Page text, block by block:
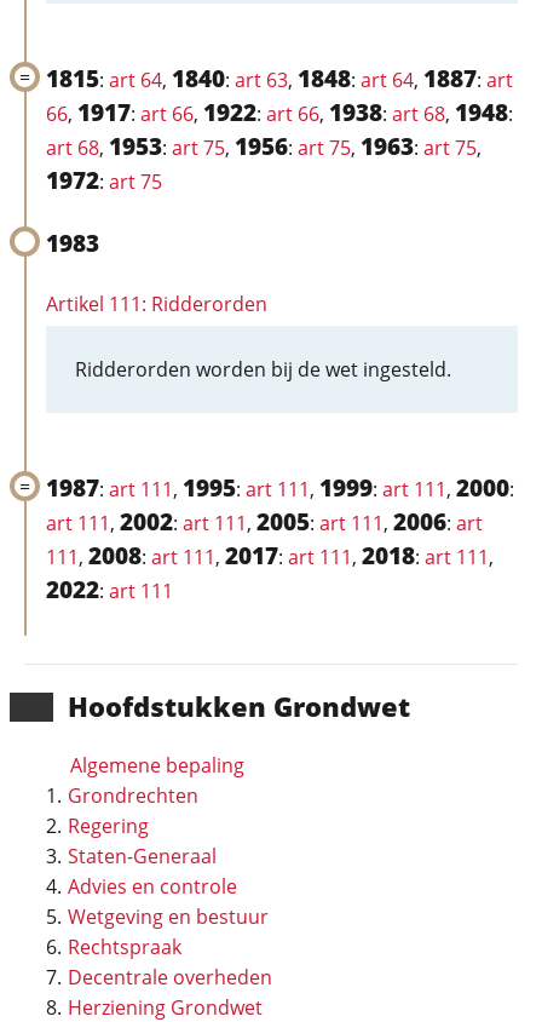
Hoofd­stukken Grondwet
Algemene bepaling
Grondrechten
Regering
Staten-Generaal
Advies en controle
Wetgeving en bestuur
Rechtspraak
Decentrale overheden
Herziening Grondwet
1815: art 64, 1840: art 63, 1848: art 64, 1887: art
66, 1917: art 66, 1922: art 66, 1938: art 68, 1948:
art 68, 1953: art 75, 1956: art 75, 1963: art 75,
1972: art 75
1983
Artikel 111: Ridderorden
Ridderorden worden bij de wet ingesteld.
1987: art 111, 1995: art 111, 1999: art 111, 2000:
art 111, 2002: art 111, 2005: art 111, 2006: art
111, 2008: art 111, 2017: art 111, 2018: art 111,
2022: art 111